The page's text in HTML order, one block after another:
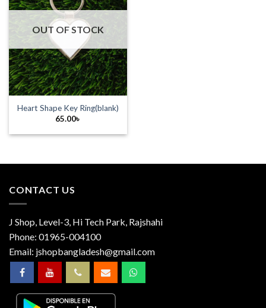
OUT OF STOCK
Heart Shape Key Ring(blank)
65.00৳
CONTACT US
J Shop, Level-3, Hi Tech Park, Rajshahi
Phone: 01965-004100
Email: jshopbangladesh@gmail.com